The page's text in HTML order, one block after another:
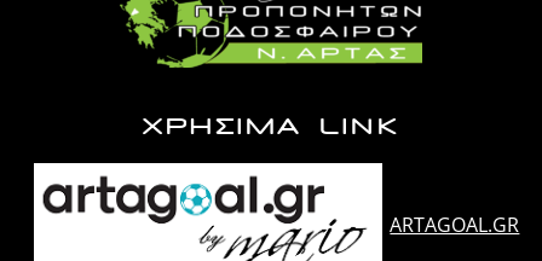
ΧΡΗΣΙΜΑ LINK
ARTAGOAL.GR